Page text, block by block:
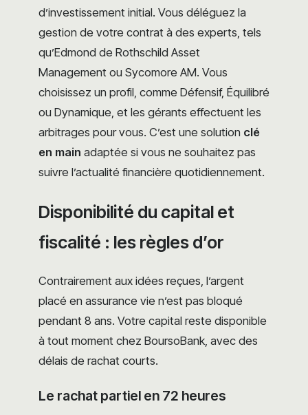
d’investissement initial. Vous déléguez la
gestion de votre contrat à des experts, tels
qu’Edmond de Rothschild Asset
Management ou Sycomore AM. Vous
choisissez un profil, comme Défensif, Équilibré
ou Dynamique, et les gérants effectuent les
arbitrages pour vous. C’est une solution clé
en main adaptée si vous ne souhaitez pas
suivre l’actualité financière quotidiennement.
Disponibilité du capital et
fiscalité : les règles d’or
Contrairement aux idées reçues, l’argent
placé en assurance vie n’est pas bloqué
pendant 8 ans. Votre capital reste disponible
à tout moment chez BoursoBank, avec des
délais de rachat courts.
Le rachat partiel en 72 heures